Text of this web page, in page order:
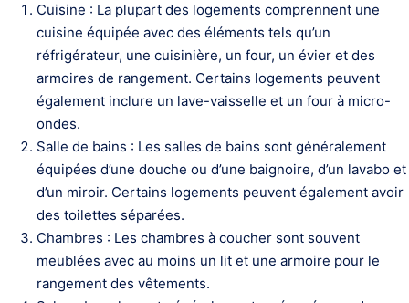
Cuisine : La plupart des logements comprennent une
cuisine équipée avec des éléments tels qu’un
réfrigérateur, une cuisinière, un four, un évier et des
armoires de rangement. Certains logements peuvent
également inclure un lave-vaisselle et un four à micro-
ondes.
Salle de bains : Les salles de bains sont généralement
équipées d’une douche ou d’une baignoire, d’un lavabo et
d’un miroir. Certains logements peuvent également avoir
des toilettes séparées.
Chambres : Les chambres à coucher sont souvent
meublées avec au moins un lit et une armoire pour le
rangement des vêtements.